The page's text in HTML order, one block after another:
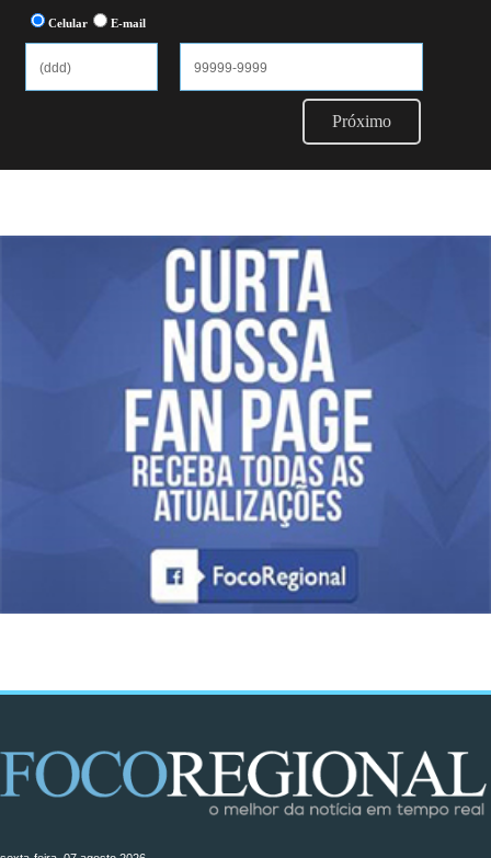
Celular E-mail
Próximo